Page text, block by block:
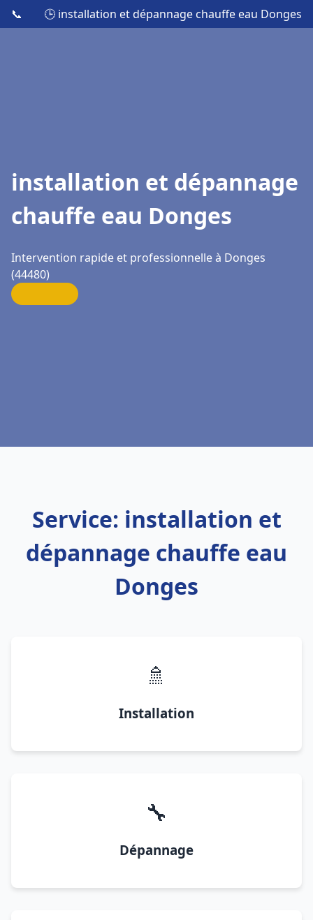
📞 🕒 installation et dépannage chauffe eau Donges
installation et dépannage
chauffe eau Donges
Intervention rapide et professionnelle à Donges
(44480)
Service: installation et
dépannage chauffe eau
Donges
🚿
Installation
🔧
Dépannage